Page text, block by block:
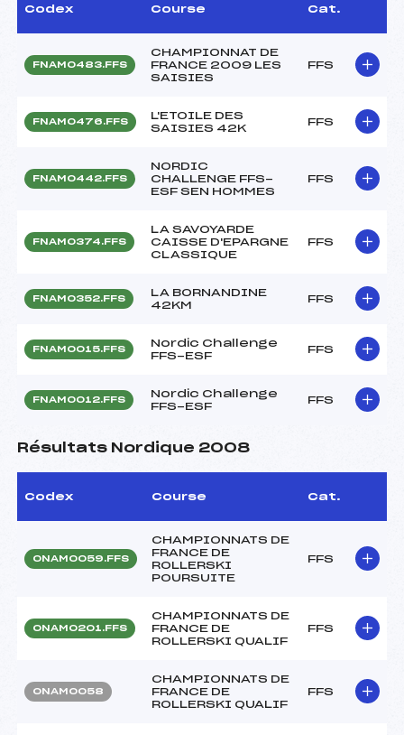
Codex Course Cat.
FNAM0483.FFS
CHAMPIONNAT DE
FRANCE 2009 LES
SAISIES
FFS
FNAM0476.FFS
L'ETOILE DES
SAISIES 42K
FFS
FNAM0442.FFS
NORDIC
CHALLENGE FFS-
ESF SEN HOMMES
FFS
FNAM0374.FFS
LA SAVOYARDE
CAISSE D'EPARGNE
CLASSIQUE
FFS
FNAM0352.FFS
LA BORNANDINE
42KM
FFS
FNAM0015.FFS
Nordic Challenge
FFS-ESF
FFS
FNAM0012.FFS
Nordic Challenge
FFS-ESF
FFS
Résultats Nordique 2008
Codex Course Cat.
ONAM0059.FFS
CHAMPIONNATS DE
FRANCE DE
ROLLERSKI
POURSUITE
FFS
ONAM0201.FFS
CHAMPIONNATS DE
FRANCE DE
ROLLERSKI QUALIF
FFS
ONAM0058
CHAMPIONNATS DE
FRANCE DE
ROLLERSKI QUALIF
FFS